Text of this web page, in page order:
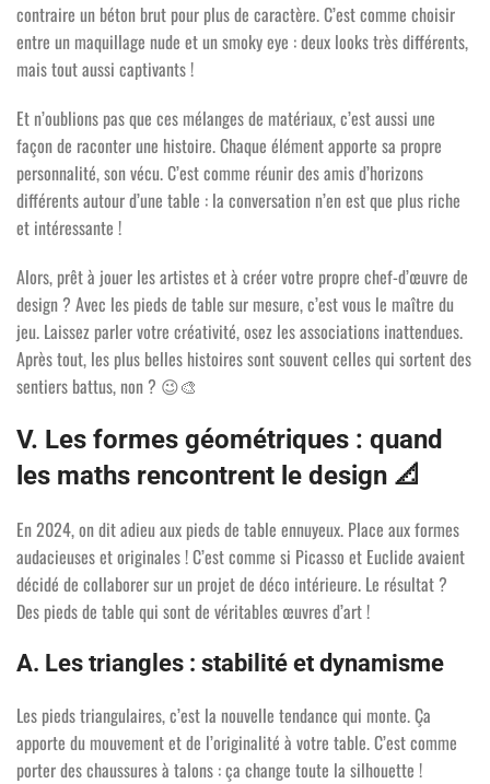
contraire un béton brut pour plus de caractère. C’est comme choisir
entre un maquillage nude et un smoky eye : deux looks très différents,
mais tout aussi captivants !
Et n’oublions pas que ces mélanges de matériaux, c’est aussi une
façon de raconter une histoire. Chaque élément apporte sa propre
personnalité, son vécu. C’est comme réunir des amis d’horizons
différents autour d’une table : la conversation n’en est que plus riche
et intéressante !
Alors, prêt à jouer les artistes et à créer votre propre chef-d’œuvre de
design ? Avec les pieds de table sur mesure, c’est vous le maître du
jeu. Laissez parler votre créativité, osez les associations inattendues.
Après tout, les plus belles histoires sont souvent celles qui sortent des
sentiers battus, non ? 😉🎨
V. Les formes géométriques : quand
les maths rencontrent le design 📐
En 2024, on dit adieu aux pieds de table ennuyeux. Place aux formes
audacieuses et originales ! C’est comme si Picasso et Euclide avaient
décidé de collaborer sur un projet de déco intérieure. Le résultat ?
Des pieds de table qui sont de véritables œuvres d’art !
A. Les triangles : stabilité et dynamisme
Les pieds triangulaires, c’est la nouvelle tendance qui monte. Ça
apporte du mouvement et de l’originalité à votre table. C’est comme
porter des chaussures à talons : ça change toute la silhouette !